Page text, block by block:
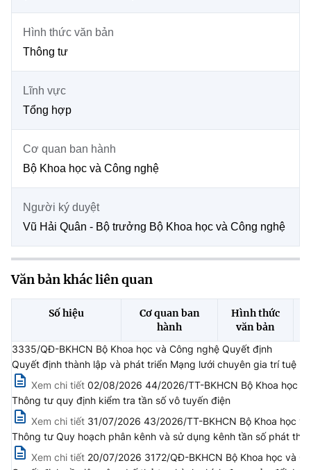
Năng lượng nguyên tử
Chọn ngôn ngữ
BỘ KHOA HỌC VÀ CÔNG NGHỆ
MINISTRY OF SCIENCE AND TECHNOLOGY
Điều khoản sử dụng Theo dõi MST: Góp ý
Cơ quan chủ quản: Bộ Khoa học và Công nghệ (MST)
Chịu trách nhiệm nội dung: Nguyễn Thị Hải Hằng
Liên hệ
Điện thoại: 024 3936 9506
©2026 Bản quyền thuộc Bộ Khoa Học và Công Nghệ
(Ghi rõ nguồn "https://mst.gov.vn" khi phát hành lại thông tin từ
website này)
Hình thức văn bản
Thông tư
Lĩnh vực
Tổng hợp
Cơ quan ban hành
Bộ Khoa học và Công nghệ
Người ký duyệt
Vũ Hải Quân - Bộ trưởng Bộ Khoa học và Công nghệ
Văn bản khác liên quan
Số hiệu
Cơ quan ban
hành
Hình thức
văn bản
3335/QĐ-BKHCN Bộ Khoa học và Công nghệ Quyết định
Quyết định thành lập và phát triển Mạng lưới chuyên gia trí tuệ
Xem chi tiết 02/08/2026 44/2026/TT-BKHCN Bộ Khoa học
Thông tư quy định kiểm tra tần số vô tuyến điện
Xem chi tiết 31/07/2026 43/2026/TT-BKHCN Bộ Khoa học
Thông tư Quy hoạch phân kênh và sử dụng kênh tần số phát
Xem chi tiết 20/07/2026 3172/QĐ-BKHCN Bộ Khoa học và